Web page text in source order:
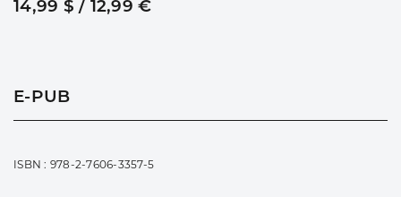
14,99 $ / 12,99 €
E-PUB
ISBN : 978-2-7606-3357-5